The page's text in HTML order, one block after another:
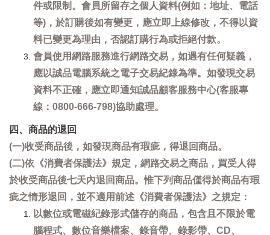
件或限制。會員所留存之個人資料(例如：地址、電話
等)，於訂購後如有變更，應立即上線修改，不得以資
料已變更為理由，否認訂購行為或拒絕付款。
會員使用網路服務進行網路交易，如遇有任何疑義，
應以誠品電腦系統之電子交易紀錄為準。如發現交易
資料不正確，應立即通知誠品顧客服務中心(客服專
線：0800-666-798)協助處理。
四、商品的退回
(一)收受商品後，如發現商品有瑕疵，得退回商品。
(二)依《消費者保護法》規定，網路交易之商品，買受人得
於收受商品後七天內退回商品。惟下列商品僅得於商品有瑕
疵之情形退回，並不適用前述《消費者保護法》之規定：
以數位或電磁紀錄形式儲存的商品，包含且不限於電
腦程式、數位音樂檔案、錄音帶、錄影帶、CD、